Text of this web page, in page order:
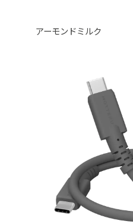
アーモンドミルク